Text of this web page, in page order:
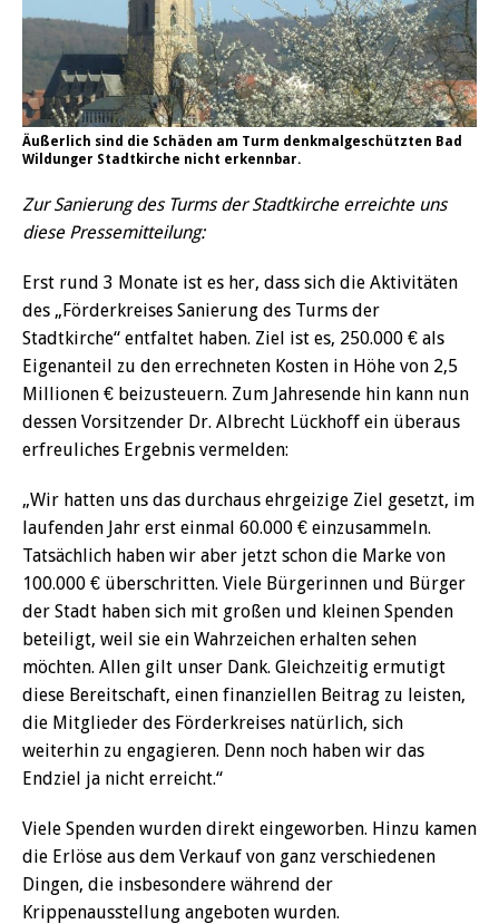
Äußerlich sind die Schäden am Turm denkmalgeschützten Bad
Wildunger Stadtkirche nicht erkennbar.
Zur Sanierung des Turms der Stadtkirche erreichte uns
diese Pressemitteilung:
Erst rund 3 Monate ist es her, dass sich die Aktivitäten
des „Förderkreises Sanierung des Turms der
Stadtkirche“ entfaltet haben. Ziel ist es, 250.000 € als
Eigenanteil zu den errechneten Kosten in Höhe von 2,5
Millionen € beizusteuern. Zum Jahresende hin kann nun
dessen Vorsitzender Dr. Albrecht Lückhoff ein überaus
erfreuliches Ergebnis vermelden:
„Wir hatten uns das durchaus ehrgeizige Ziel gesetzt, im
laufenden Jahr erst einmal 60.000 € einzusammeln.
Tatsächlich haben wir aber jetzt schon die Marke von
100.000 € überschritten. Viele Bürgerinnen und Bürger
der Stadt haben sich mit großen und kleinen Spenden
beteiligt, weil sie ein Wahrzeichen erhalten sehen
möchten. Allen gilt unser Dank. Gleichzeitig ermutigt
diese Bereitschaft, einen finanziellen Beitrag zu leisten,
die Mitglieder des Förderkreises natürlich, sich
weiterhin zu engagieren. Denn noch haben wir das
Endziel ja nicht erreicht.“
Viele Spenden wurden direkt eingeworben. Hinzu kamen
die Erlöse aus dem Verkauf von ganz verschiedenen
Dingen, die insbesondere während der
Krippenausstellung angeboten wurden.